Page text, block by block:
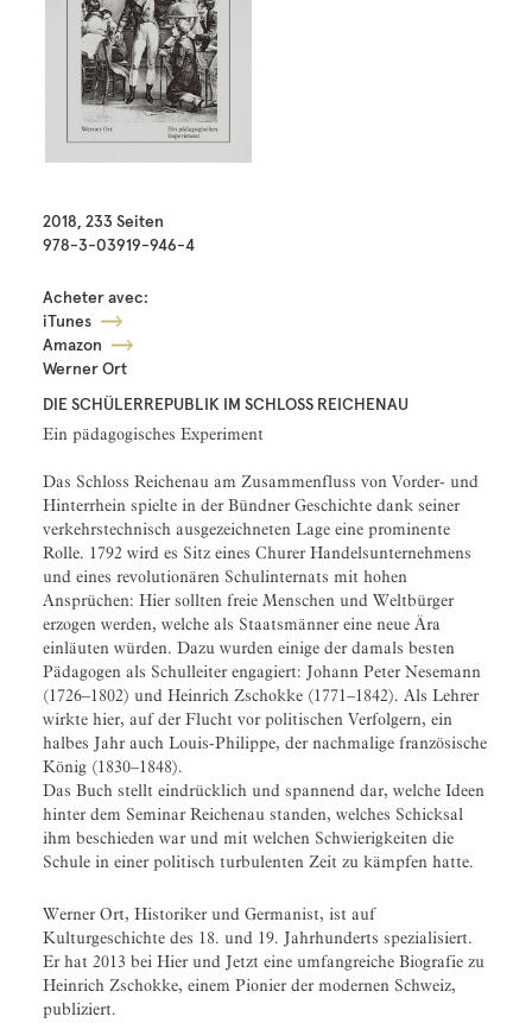
2018, 233 Seiten
978-3-03919-946-4
Acheter avec:
iTunes
Amazon
Werner Ort
DIE SCHÜLERREPUBLIK IM SCHLOSS REICHENAU
Ein pädagogisches Experiment
Das Schloss Reichenau am Zusammenfluss von Vorder- und
Hinterrhein spielte in der Bündner Geschichte dank seiner
verkehrstechnisch ausgezeichneten Lage eine prominente
Rolle. 1792 wird es Sitz eines Churer Handelsunternehmens
und eines revolutionären Schulinternats mit hohen
Ansprüchen: Hier sollten freie Menschen und Weltbürger
erzogen werden, welche als Staatsmänner eine neue Ära
einläuten würden. Dazu wurden einige der damals besten
Pädagogen als Schulleiter engagiert: Johann Peter Nesemann
(1726–1802) und Heinrich Zschokke (1771–1842). Als Lehrer
wirkte hier, auf der Flucht vor politischen Verfolgern, ein
halbes Jahr auch Louis-Philippe, der nachmalige französische
König (1830–1848).
Das Buch stellt eindrücklich und spannend dar, welche Ideen
hinter dem Seminar Reichenau standen, welches Schicksal
ihm beschieden war und mit welchen Schwierigkeiten die
Schule in einer politisch turbulenten Zeit zu kämpfen hatte.
Werner Ort, Historiker und Germanist, ist auf
Kulturgeschichte des 18. und 19. Jahrhunderts spezialisiert.
Er hat 2013 bei Hier und Jetzt eine umfangreiche Biografie zu
Heinrich Zschokke, einem Pionier der modernen Schweiz,
publiziert.